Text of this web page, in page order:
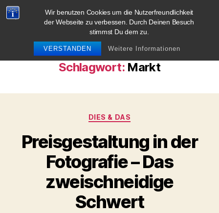
Wir benutzen Cookies um die Nutzerfreundlichkeit
der Webseite zu verbessen. Durch Deinen Besuch
stimmst Du dem zu.
VERSTANDEN Weitere Informationen
blog.sag-cheese.de
Schlagwort: Markt
Kategorien
DIES & DAS
Preisgestaltung in der
Fotografie – Das
zweischneidige
Schwert